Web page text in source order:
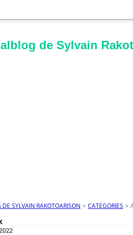
de Sylvain
SYLVAIN RAKOTOARISON > CATEGORIES >